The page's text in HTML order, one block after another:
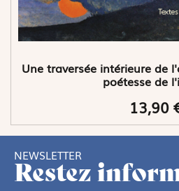
Une traversée intérieure de
poétesse de
13,90
NEWSLETTER
Restez